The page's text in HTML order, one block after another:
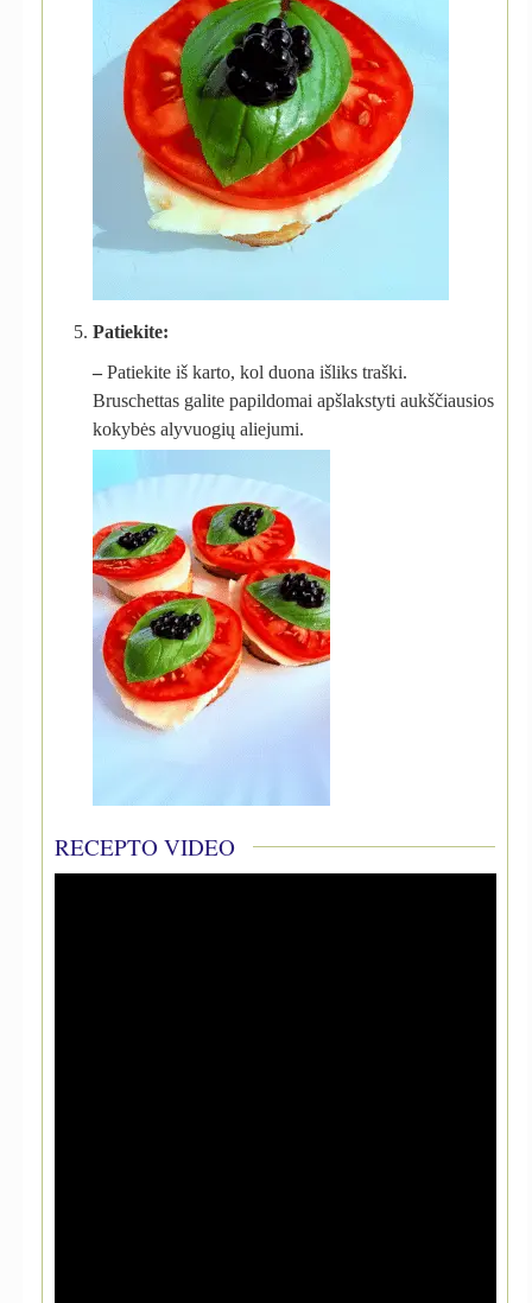
Patiekite:
– Patiekite iš karto, kol duona išliks traški.
Bruschettas galite papildomai apšlakstyti aukščiausios
kokybės alyvuogių aliejumi.
RECEPTO VIDEO